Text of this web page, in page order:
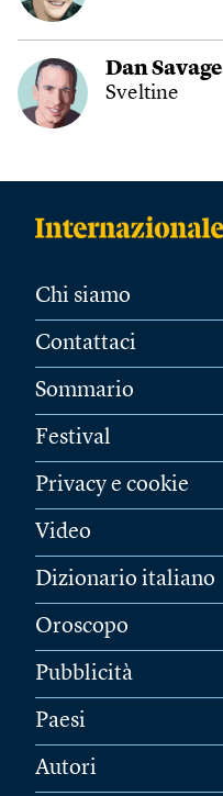
Dan Savage
Sveltine
Chi siamo
Contattaci
Sommario
Festival
Privacy e cookie
Video
Dizionario italiano
Oroscopo
Pubblicità
Paesi
Autori